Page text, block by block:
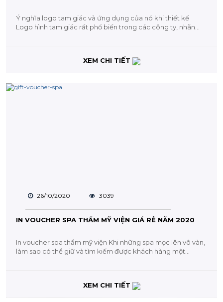
Ý nghĩa logo tam giác và ứng dụng của nó khi thiết kế
Logo hình tam giác rất phổ biến trong các công ty, nhãn...
XEM CHI TIẾT
26/10/2020 3039
IN VOUCHER SPA THẨM MỸ VIỆN GIÁ RẺ NĂM 2020
In voucher spa thẩm mỹ viện Khi những spa mọc lên vô vàn,
làm sao có thể giữ và tìm kiếm được khách hàng một...
XEM CHI TIẾT